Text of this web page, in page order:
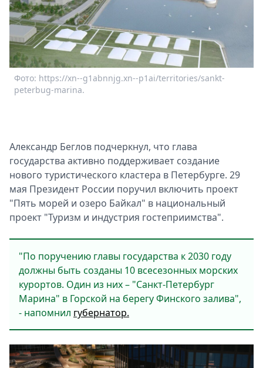
Фото: https://xn--g1abnnjg.xn--p1ai/territories/sankt-
peterbug-marina.
Александр Беглов подчеркнул, что глава
государства активно поддерживает создание
нового туристического кластера в Петербурге. 29
мая Президент России поручил включить проект
"Пять морей и озеро Байкал" в национальный
проект "Туризм и индустрия гостеприимства".
"По поручению главы государства к 2030 году
должны быть созданы 10 всесезонных морских
курортов. Один из них – "Санкт‑Петербург
Марина" в Горской на берегу Финского залива",
- напомнил губернатор.